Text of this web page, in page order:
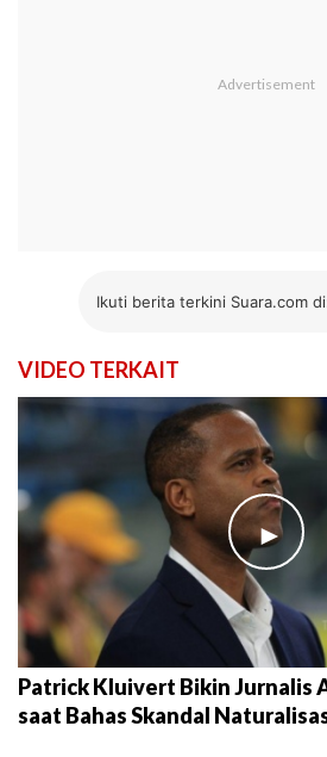
Ikuti berita terkini Suara.com
VIDEO TERKAIT
►
Patrick Kluivert Bikin Jurnalis
saat Bahas Skandal